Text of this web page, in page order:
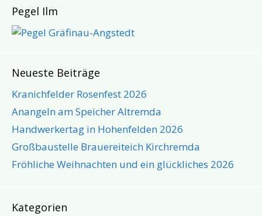
Pegel Ilm
Neueste Beiträge
Kranichfelder Rosenfest 2026
Anangeln am Speicher Altremda
Handwerkertag in Hohenfelden 2026
Großbaustelle Brauereiteich Kirchremda
Fröhliche Weihnachten und ein glückliches 2026
Kategorien